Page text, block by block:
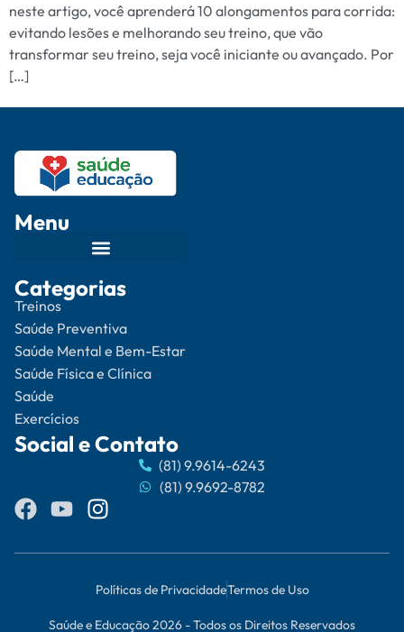
neste artigo, você aprenderá 10 alongamentos para corrida:
evitando lesões e melhorando seu treino, que vão
transformar seu treino, seja você iniciante ou avançado. Por
[…]
Menu
Categorias
Treinos
Saúde Preventiva
Saúde Mental e Bem-Estar
Saúde Física e Clínica
Saúde
Exercícios
Social e Contato
(81) 9.9614-6243
(81) 9.9692-8782
Políticas de PrivacidadeTermos de Uso
Saúde e Educação 2026 - Todos os Direitos Reservados